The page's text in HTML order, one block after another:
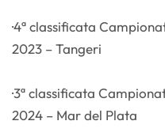
·4ª classificata
2023 – Tangeri
·3ª classificata
2024 – Mar del Plata